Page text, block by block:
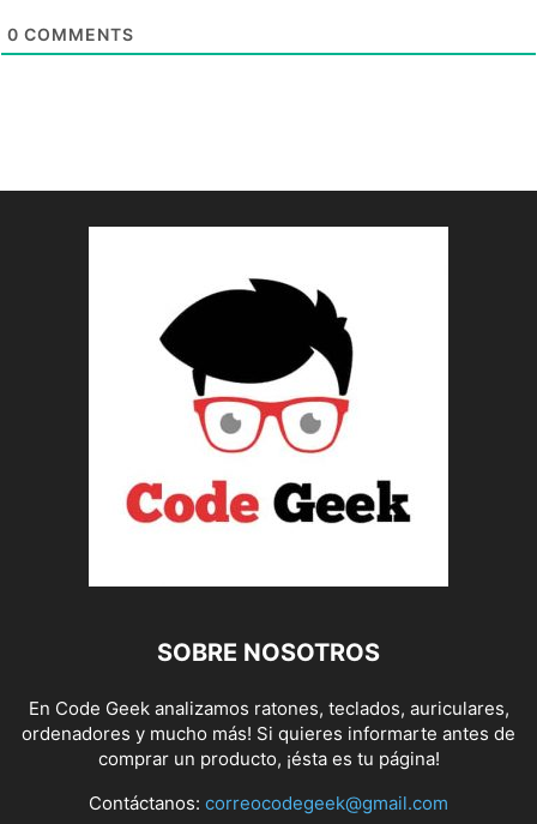
0 COMMENTS
SOBRE NOSOTROS
En Code Geek analizamos ratones, teclados, auriculares,
ordenadores y mucho más! Si quieres informarte antes de
comprar un producto, ¡ésta es tu página!
Contáctanos: correocodegeek@gmail.com